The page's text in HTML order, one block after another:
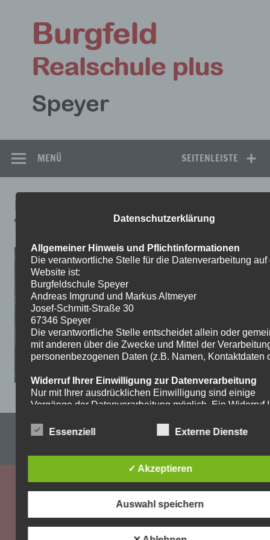
springen
SEITENLEISTE
MENÜ
IMG_1267
Impressum & Datenschutzerklärung
Datenschutzerklärung
Allgemeiner Hinweis und Pflichtinformationen
Die verantwortliche Stelle für die Datenverarbeitung auf
Website ist:
Burgfeldschule Speyer
Andreas Imgrund und Markus Altmeyer
Josef-Schmitt-Straße 30
67346 Speyer
Die verantwortliche Stelle entscheidet allein oder
mit anderen über die Zwecke und Mittel der
personenbezogenen Daten (z.B. Namen, Kontaktdaten
Widerruf Ihrer Einwilligung zur Datenverarbeitung
Nur mit Ihrer ausdrücklichen Einwilligung sind einige
Vorgänge der Datenverarbeitung möglich. Ein Widerruf
Widerruf genügt eine formlose Mitteilung per E-Mail. Die
Recht auf Beschwerde bei der zuständigen
Aufsichtsbehörde
Als Betroffener steht Ihnen im Falle eines
der zuständigen Aufsichtsbehörde zu. Zuständige
Aufsichtsbehörde bezüglich datenschutzrechtlicher
Essenziell Externe Dienste
✓ Akzeptieren
Auswahl speichern